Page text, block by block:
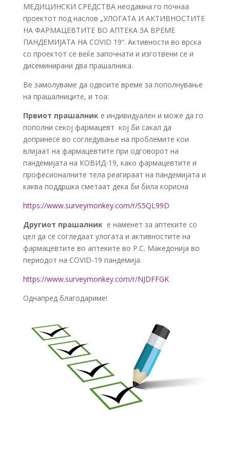
МЕДИЦИНСКИ СРЕДСТВА неодамна го почнаа
проектот под наслов „УЛОГАТА И АКТИВНОСТИТЕ
НА ФАРМАЦЕВТИТЕ ВО АПТЕКА ЗА ВРЕМЕ
ПАНДЕМИЈАТА НА COVID 19“. Активности во врска
со проектот се веќе започнати и изготвени се и
дисеминирани два прашалника.
Ве замолуваме да одвоите време за пополнување
на прашалниците, и тоа:
Првиот прашалнике индивидуален и може да го
пополни секој фармацевт кој би сакал да
допринесе во cогледување на проблемите кои
влијаат на фармацевтите при одговорот на
пандемијата на КОВИД-19, како фармацевтите и
професионалните тела реагираат на пандемијата и
каква поддршка сметаат дека би била корисна
https://www.surveymonkey.com/r/S5QL99D
Другиот прашалнике наменет за аптеките со
цел да се согледаат улогата и активностите на
фармацевтите во аптеките во Р.С. Македонија во
периодот на COVID-19 пандемија.
https://www.surveymonkey.com/r/NJDFFGK
Однапред благодариме!